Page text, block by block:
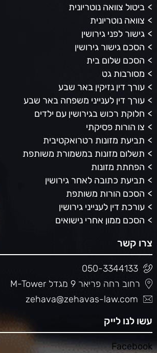
ביטול צוואה נוטריונית
צוואה נוטריונית
גישור לפני גירושין
הסכם גישור גירושין
הסכם שלום בית
מסורבות גט
עורך דין נזיקין באר שבע
עורך דין לענייני משפחה באר שבע
חלוקת רכוש בגירושין עם ילדים
צו הורות פסיקתי
תביעת מזונות רטרואקטיבית
תשלום מזונות במשמורת משותפת
הפחתת מזונות
תביעת כתובה לאחר גירושין
הסכם הורות משותפת
עורכת דין לענייני גירושין
הסכם ממון אחרי נישואים
צרו קשר
050-3344133
רחוב רחה פריאר 9 מגדל M-Tower
zehava@zehavas-law.com
עשו לנו לייק
Facebook